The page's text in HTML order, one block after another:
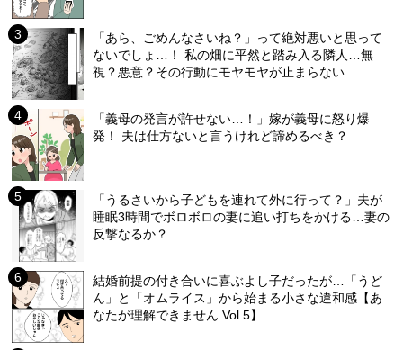
「あら、ごめんなさいね？」って絶対悪いと思って
ないでしょ…！ 私の畑に平然と踏み入る隣人…無
視？悪意？その行動にモヤモヤが止まらない
「義母の発言が許せない…！」嫁が義母に怒り爆
発！ 夫は仕方ないと言うけれど諦めるべき？
「うるさいから子どもを連れて外に行って？」夫が
睡眠3時間でボロボロの妻に追い打ちをかける…妻の
反撃なるか？
結婚前提の付き合いに喜ぶよし子だったが…「うど
ん」と「オムライス」から始まる小さな違和感【あ
なたが理解できません Vol.5】